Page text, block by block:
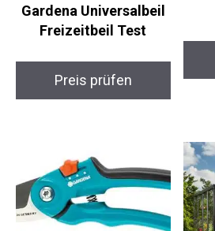
Gardena Universalbeil
Freizeitbeil Test
Preis prüfen